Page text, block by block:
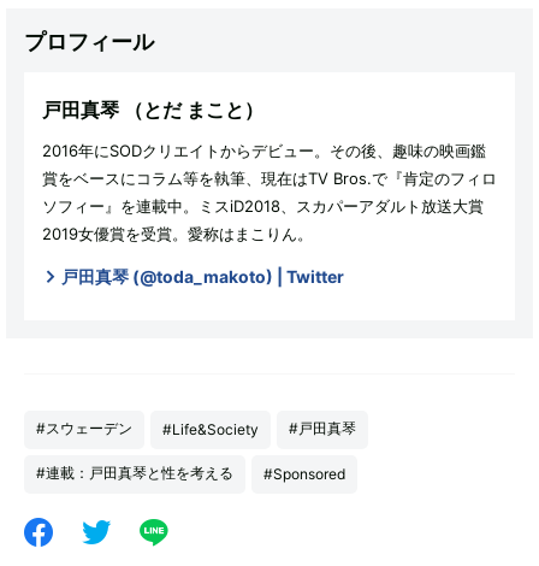
プロフィール
戸田真琴 （とだ まこと）
2016年にSODクリエイトからデビュー。その後、趣味の映画鑑
賞をベースにコラム等を執筆、現在はTV Bros.で『肯定のフィロ
ソフィー』を連載中。ミスiD2018、スカパーアダルト放送大賞
2019女優賞を受賞。愛称はまこりん。
戸田真琴 (@toda_makoto) | Twitter
#スウェーデン #Life&Society #戸田真琴
#連載：戸田真琴と性を考える #Sponsored